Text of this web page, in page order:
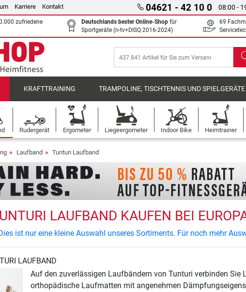
Karriere Kontakt 04621 - 42 10 0 08:00 -
zufriedene
Deutschlands bester Online-Shop für
Sportgeräte (n-tv+DISQ 2016-2024)
69
KRAFTTRAINING TRAMPOLINE, TISCHTENNIS UND SPIELGERÄTE
Rudergerät Ergometer Liegeergometer Indoor Bike Heimtrainer
Laufband Tunturi Laufband
LAUFBAND KAUFEN BEI
ist nur eine kleine Auswahl unseres Sortiments. Für noch mehr
LAUFBAND
Auf den zuverlässigen Laufbändern von Tunturi verbinden
orthopädische Laufmatten mit angenehmen